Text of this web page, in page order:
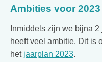
Ambities voor 2023
Inmiddels zijn we bijna
heeft veel ambitie. Dit is
het jaarplan 2023.